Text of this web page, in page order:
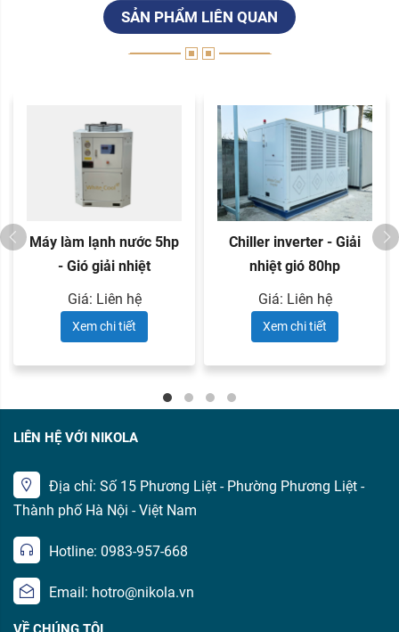
SẢN PHẨM LIÊN QUAN
Máy làm lạnh nước 5hp
- Gió giải nhiệt
Giá: Liên hệ
Xem chi tiết
Chiller inverter - Giải
nhiệt gió 80hp
Giá: Liên hệ
Xem chi tiết
LIÊN HỆ VỚI NIKOLA
Địa chỉ: Số 15 Phương Liệt - Phường Phương Liệt -
Thành phố Hà Nội - Việt Nam
Hotline: 0983-957-668
Email: hotro@nikola.vn